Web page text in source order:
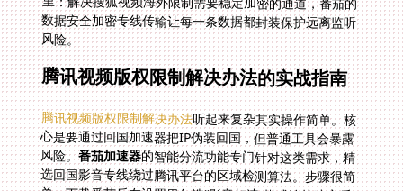
风险。
腾讯视频版权限制解决办法的实战指南
腾讯视频版权限制解决办法听起来复杂其实操作简单。核
心是要通过回国加速器把IP伪装回国，但普通工具会暴露
风险。番茄加速器的智能分流功能专门针对这类需求，精
选回国影音专线绕过腾讯平台的区域检测算法。步骤很简
单：下载番茄后在设置里勾选“影音加速”模式连接建立后
进入腾讯视频页面一切自然流畅。一位悉尼的留学生小李
试用后感叹终于看清《三体》的高清细节再也没弹出受权
警告。内容价值在于它不仅解决限制定制路径。售后实时
保障也是关键番茄的专业技术团队24小时在线响应，确保
突发问题像缓冲卡顿都能快速修复。这种腾讯视频版权限
制解决办法安全可靠数据安全加密机制让敏感信息全程隐